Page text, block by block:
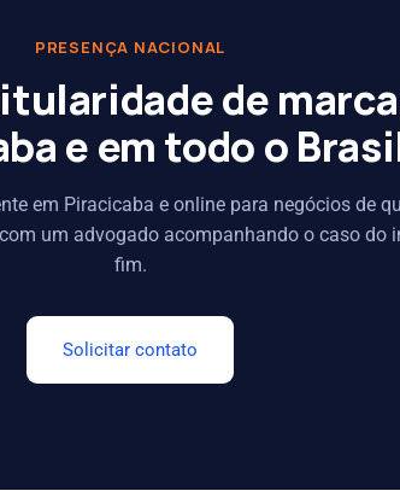
PRESENÇA NACIONAL
de
e em todo o
em Piracicaba e online para negócios de
um advogado acompanhando o caso do
fim.
Solicitar contato